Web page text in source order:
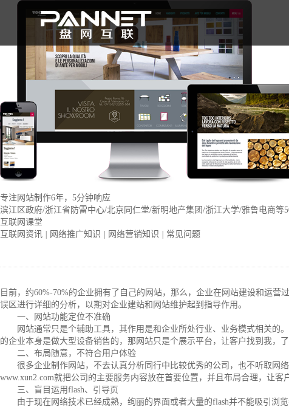
专注网站制作6年，5分钟响应
滨江区政府/浙江省防雷中心/北京同仁堂/新明地产集团/浙江大学/雅鲁电商等
互联网课堂
互联网资讯
网络推广知识 网络营销知识 常见问题
目前，约60%-70%的企业拥有了自己的网站，那么，企业在网站建设和运
误区进行详细的分析，以期对企业建站和网站维护起到指导作用。
一、网站功能定位不准确
网站通常只是个辅助工具，其作用是和企业所处行业、业务模式相关的。
的企业本身是做大型设备销售的，那网站只是个展示平台，让客户找到我，
二、布局随意，不符合用户体验
很多企业制作网站，不去认真分析同行中比较优秀的公司，也不听取网
www.xun2.com就把公司的主要服务内容放在首要位置，并且布局合理，让客
三、盲目运用flash、引导页
由于现在网络技术已经成熟，绚丽的界面或者大量的flash并不能吸引浏